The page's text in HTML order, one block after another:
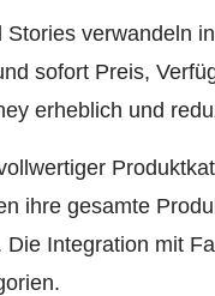
Stories verwandeln
sofort Preis,
erheblich und
ihre gesamte
Integration mit